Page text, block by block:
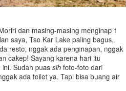
dan masing-masing menginap 1
saya, Tso Kar Lake paling bagus,
resto, nggak ada penginapan, nggak
cakep! Sayang karena hari itu
Sudah puas sih foto-foto dari
ada toilet ya. Tapi bisa buang air